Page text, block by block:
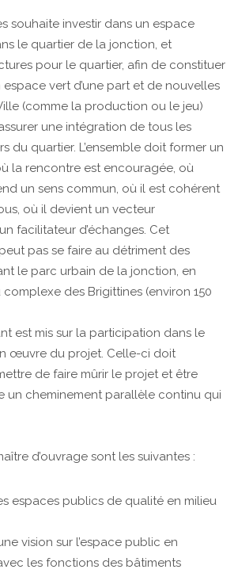
souhaite investir dans un espace
le quartier de la jonction, et
pour le quartier, afin de constituer
vert d’une part et de nouvelles
(comme la production ou le jeu)
une intégration de tous les
du quartier. L’ensemble doit former un
la rencontre est encouragée, où
un sens commun, où il est cohérent
où il devient un vecteur
facilitateur d’échanges. Cet
pas se faire au détriment des
le parc urbain de la jonction, en
des Brigittines (environ 150
est mis sur la participation dans le
œuvre du projet. Celle-ci doit
de faire mûrir le projet et être
un cheminement parallèle continu qui
d’ouvrage sont les suivantes :
espaces publics de qualité en milieu
vision sur l’espace public en
les fonctions des bâtiments